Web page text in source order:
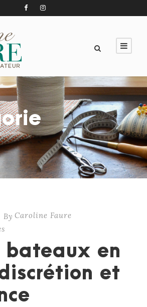
By Caroline Faure
bateaux en
et